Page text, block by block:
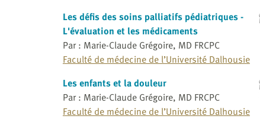
Les défis des soins palliatifs pédiatriques -
L'évaluation et les médicaments
Par : Marie-Claude Grégoire, MD FRCPC
Faculté de médecine de l’Université Dalhousie
Les enfants et la douleur
Par : Marie-Claude Grégoire, MD FRCPC
Faculté de médecine de l’Université Dalhousie